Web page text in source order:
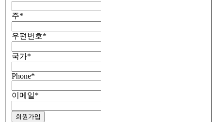
주*
우편번호*
국가*
Phone*
이메일*